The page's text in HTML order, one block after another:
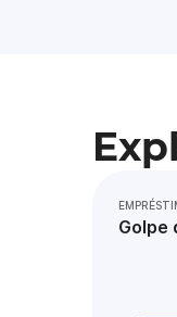
Golpe